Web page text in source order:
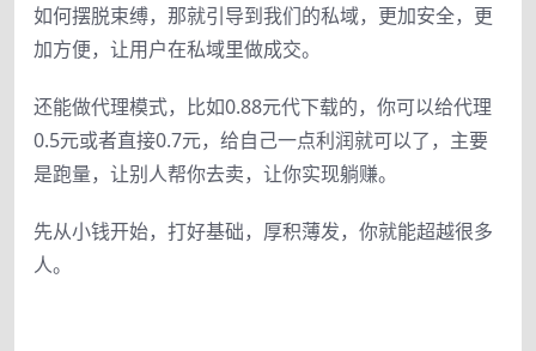
如何摆脱束缚，那就引导到我们的私域，更加安全，更
加方便，让用户在私域里做成交。
还能做代理模式，比如0.88元代下载的，你可以给代理
0.5元或者直接0.7元，给自己一点利润就可以了，主要
是跑量，让别人帮你去卖，让你实现躺赚。
先从小钱开始，打好基础，厚积薄发，你就能超越很多
人。